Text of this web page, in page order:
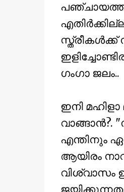
ഗംഗാ ജലം..
ഇനി
എന്തിനും
ആയിരം
വിശ്വാസം